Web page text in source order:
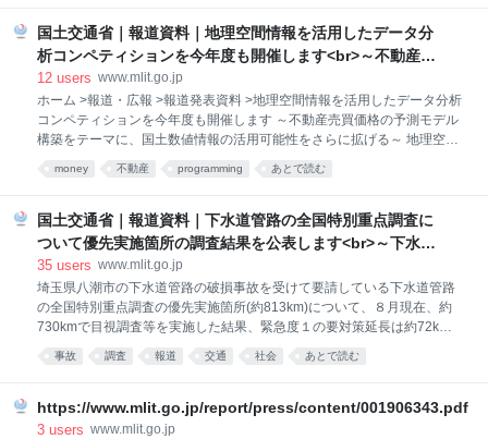
国土交通省｜報道資料｜地理空間情報を活用したデータ分
析コンペティションを今年度も開催します<br>～不動産売
買価格の予測モデル構築をテーマに、国土数値情報の活用
可能性をさらに拡げる～
12 users www.mlit.go.jp
ホーム >報道・広報 >報道発表資料 >地理空間情報を活用したデータ分析
コンペティションを今年度も開催します ～不動産売買価格の予測モデル
構築をテーマに、国土数値情報の活用可能性をさらに拡げる～ 地理空間
情報を活用したデータ分析コンペティションを今年度も開催します ～不
動産売買価格の予測モデル構築をテーマに、国土数値情報の活用可能性
空間情報の利用シーン拡大を目的とし、「不動産売買価格の予測モデル
構築」をテーマとした、「第２回 国土交通省 地理空間情報データチャレ
ンジ」を開催します。（実施概要は別紙１を参照ください。） ・令和６
地理空間情報データチャレンジ～国土数値情報編～」（詳細は別紙２を
参照ください。）を開催し、総勢1,500名超が参加し大成功を収めまし
money 不動産 programming あとで読む
国土交通省｜報道資料｜下水道管路の全国特別重点調査に
ついて優先実施箇所の調査結果を公表します<br>～下水道
管路に起因する道路陥没事故の未然防止に向けて～
35 users www.mlit.go.jp
埼玉県八潮市の下水道管路の破損事故を受けて要請している下水道管路
の全国特別重点調査の優先実施箇所(約813km)について、８月現在、約
730kmで目視調査等を実施した結果、緊急度１の要対策延長は約72km※
１、空洞は６箇所※２、確認されました。 ※１ 原則１年以内の速やかな
対策が必要と見込まれる推計延長 ※２ 貫入試験などにより空洞があるこ
国特別重点調査について、腐食しやすい箇所などの優先実施箇所に該当
する管路延長は約813kmあり、こ れらの箇所で潜行目視やテレビカメラ
事故 調査 報道 交通 社会 あとで読む
https://www.mlit.go.jp/report/press/content/001906343.pdf
3 users www.mlit.go.jp